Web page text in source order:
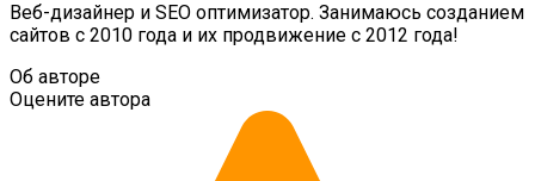
Веб-дизайнер и SEO оптимизатор. Занимаюсь созданием
сайтов с 2010 года и их продвижение с 2012 года!
Об авторе
Оцените автора